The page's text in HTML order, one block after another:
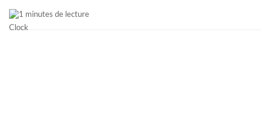
1 minutes de lecture